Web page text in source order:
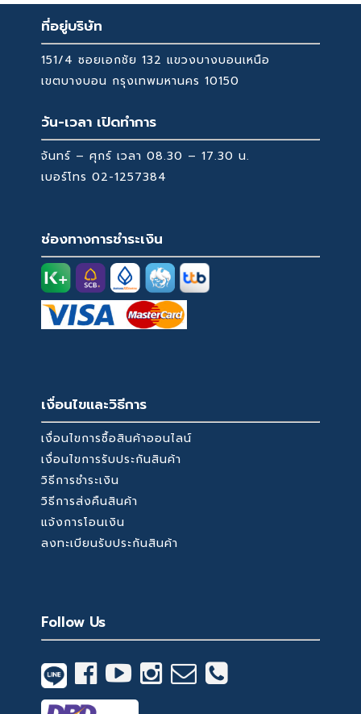
ที่อยู่บริษัท
151/4 ซอยเอกชัย 132 แขวงบางบอนเหนือ
เขตบางบอน กรุงเทพมหานคร 10150
วัน-เวลา เปิดทำการ
จันทร์ – ศุกร์ เวลา 08.30 – 17.30 น.
เบอร์โทร 02-1257384
ช่องทางการชำระเงิน
เงื่อนไขและวิธีการ
เงื่อนไขการซื้อสินค้าออนไลน์
เงื่อนไขการรับประกันสินค้า
วิธีการชำระเงิน
วิธีการส่งคืนสินค้า
แจ้งการโอนเงิน
ลงทะเบียนรับประกันสินค้า
Follow Us